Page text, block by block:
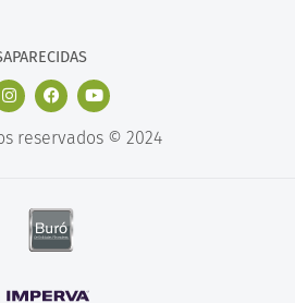
reservados © 2024